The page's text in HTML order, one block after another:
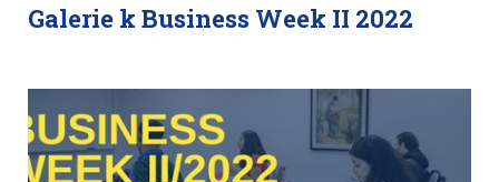
Galerie k Business Week II 2022